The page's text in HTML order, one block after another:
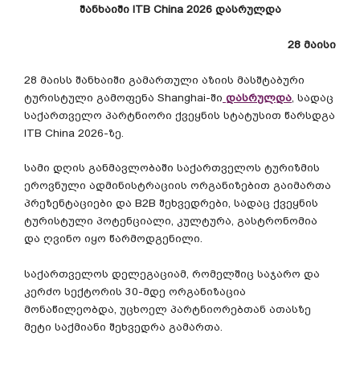
შანხაიშიITB China 2026 დასრულდა
28 მაისი
28 მაისს შანხაიში გამართული აზიის მასშტაბური
ტურისტული გამოფენა Shanghai-ში დასრულდა სადაც
საქართველო პარტნიორი ქვეყნის სტატუსით წარსდგა
ITB China 2026-ზე
სამი დღის განმავლობაში საქართველოს ტურიზმის
ეროვნული ადმინისტრაციის ორგანიზებით გაიმართა
პრეზენტაციები და B2B შეხვედრები, სადაც ქვეყნის
ტურისტული პოტენციალი, კულტურა, გასტრონომია
და ღვინო იყო წარმოდგენილი.
საქართველოს დელეგაციამ, რომელშიც საჯარო და
კერძო სექტორის 30-მდე ორგანიზაცია
მონაწილეობდა, უცხოელ პარტნიორებთან ათასზე
მეტი საქმიანი შეხვედრა გამართა.